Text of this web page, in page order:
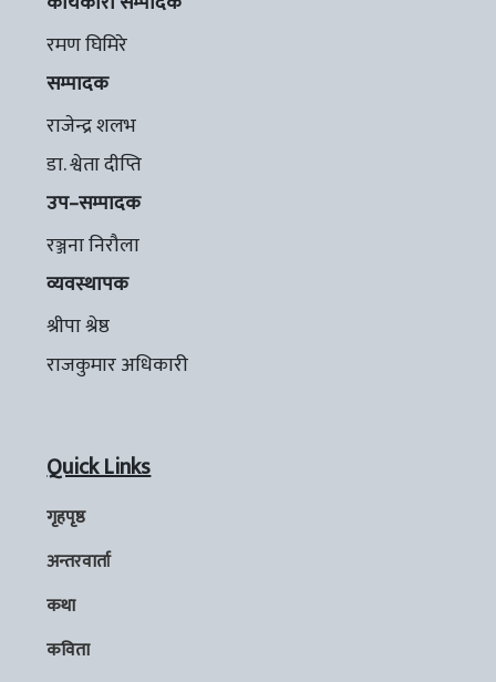
रमण घिमिरे
सम्पादक
राजेन्द्र शलभ
डा. श्वेता दीप्ति
उप–सम्पादक
रञ्जना निरौला
व्यवस्थापक
श्रीपा श्रेष्ठ
राजकुमार अधिकारी
Quick Links
गृहपृष्ठ
अन्तरवार्ता
कथा
कविता